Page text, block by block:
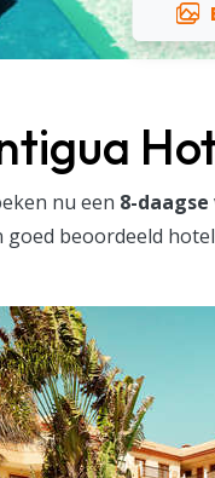
nu een 8-daagse
goed beoordeeld